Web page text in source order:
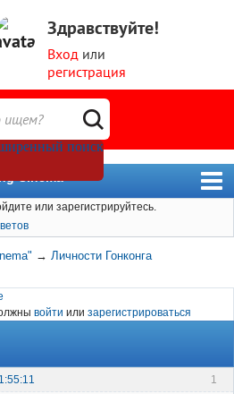
Здравствуйте!
Вход или
регистрация
Cinema"
или зарегистрируйтесь.
→Личности Гонконга
войти или зарегистрироваться
1